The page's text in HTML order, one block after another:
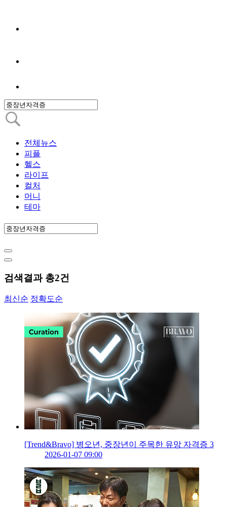
전체뉴스
피플
헬스
라이프
컬처
머니
테마
검색결과 총2건
최신순 정확도순
[Trend&Bravo] 병오년, 중장년이 주목한 유망 자격증 3
2026-01-07 09:00